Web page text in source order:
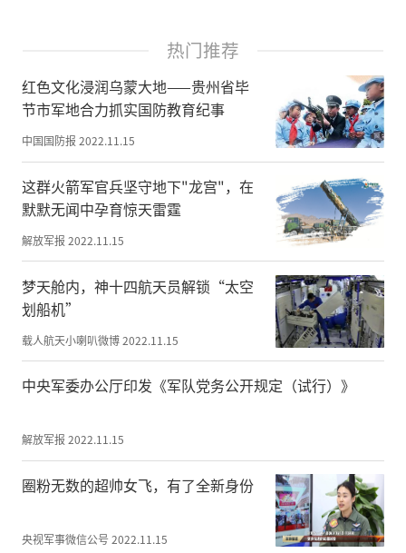
每逢佳节倍思亲
坚守在岗位的官兵们
给家人写封信
热门推荐
红色文化浸润乌蒙大地——贵州省毕
节市军地合力抓实国防教育纪事
中国国防报 2022.11.15
这群火箭军官兵坚守地下"龙宫"，在
默默无闻中孕育惊天雷霆
解放军报 2022.11.15
梦天舱内，神十四航天员解锁“太空
划船机”
载人航天小喇叭微博2022.11.15
中央军委办公厅印发《军队党务公开规定（试行）》
解放军报 2022.11.15
圈粉无数的超帅女飞，有了全新身份
央视军事微信公号 2022.11.15